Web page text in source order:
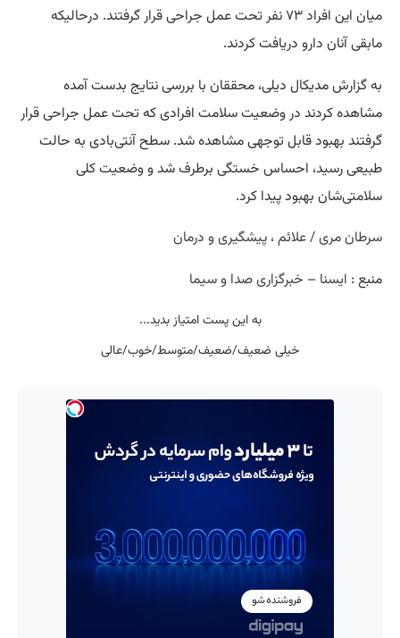
میان این افراد ۷۳ نفر تحت عمل جراحی قرار گرفتند. درحالیکه
مابقی آنان دارو دریافت کردند.
به گزارش مدیکال دیلی، محققان با بررسی نتایج بدست آمده
مشاهده کردند در وضعیت سلامت افرادی که تحت عمل جراحی قرار
گرفتند بهبود قابل توجهی مشاهده شد. سطح آنتی‌بادی به حالت
طبیعی رسید، احساس خستگی برطرف شد و وضعیت کلی
سلامتی‌شان بهبود پیدا کرد.
سرطان مری / علائم ، پیشگیری و درمان
منبع : ایسنا – خبرگزاری صدا و سیما
به این پست امتیاز بدید...
خیلی ضعیف/ضعیف/متوسط/خوب/عالی